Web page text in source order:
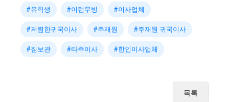
#유힉생 #이런무빙 #이사업체
#저렴한귀국이사 #주재원 #주재원 귀국이사
#짐보관 #타주이사 #한인이사업체
목록